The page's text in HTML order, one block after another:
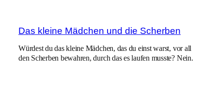
Das kleine Mädchen und die Scherben
Würdest du das kleine Mädchen, das du einst warst, vor all
den Scherben bewahren, durch das es laufen musste? Nein.